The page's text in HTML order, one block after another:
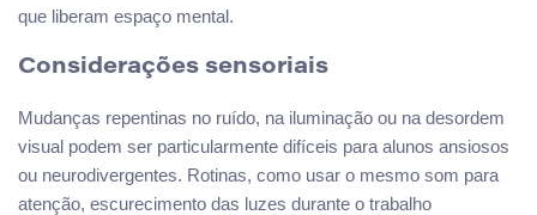
que liberam espaço mental.
Considerações sensoriais
Mudanças repentinas no ruído, na iluminação ou na desordem
visual podem ser particularmente difíceis para alunos ansiosos
ou neurodivergentes. Rotinas, como usar o mesmo som para
atenção, escurecimento das luzes durante o trabalho